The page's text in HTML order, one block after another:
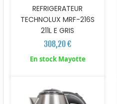
REFRIGERATEUR
TECHNOLUX MRF-216S
211L E GRIS
308,20 €
En stock Mayotte